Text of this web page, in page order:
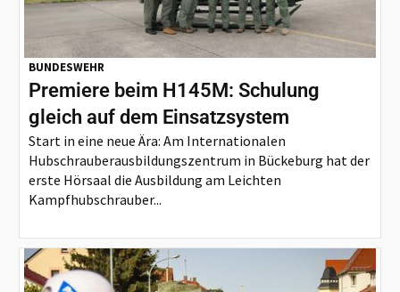
BUNDESWEHR
Premiere beim H145M: Schulung
gleich auf dem Einsatzsystem
Start in eine neue Ära: Am Internationalen
Hubschrauberausbildungszentrum in Bückeburg hat der
erste Hörsaal die Ausbildung am Leichten
Kampfhubschrauber...